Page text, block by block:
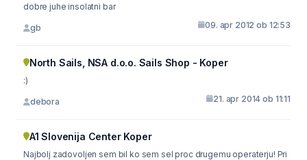
dobre juhe insolatni bar
gb 09. apr 2012 ob 12:53
North Sails, NSA d.o.o. Sails Shop - Koper
:)
debora 21. apr 2014 ob 11:11
A1 Slovenija Center Koper
Najbolj zadovoljen sem bil ko sem sel proc drugemu operaterju! Pri